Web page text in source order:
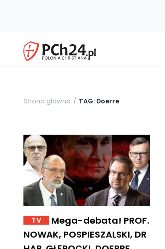
Strona główna TAG: Doerre
TV
Mega-debata! PROF.
NOWAK, POSPIESZALSKI, DR